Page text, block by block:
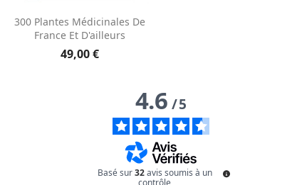
Aperçu rapide
300 Plantes Médicinales De
France Et D'ailleurs
49,00 €
4.6/5
Basé sur32 avis soumis à un
contrôle